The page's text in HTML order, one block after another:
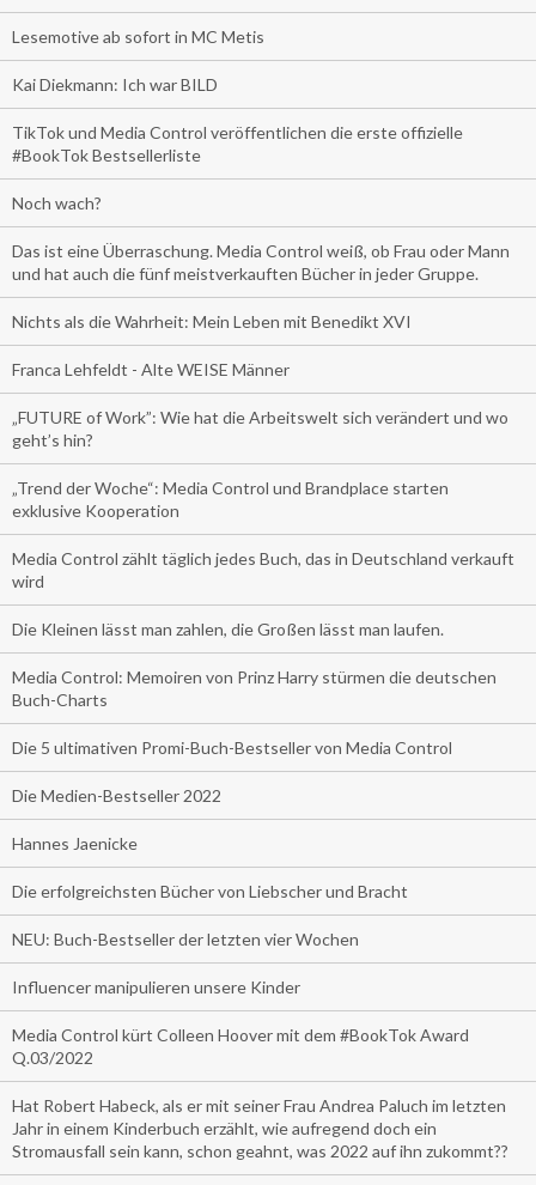
Lesemotive ab sofort in MC Metis
Kai Diekmann: Ich war BILD
TikTok und Media Control veröffentlichen die erste offizielle
#BookTok Bestsellerliste
Noch wach?
Das ist eine Überraschung. Media Control weiß, ob Frau oder Mann
und hat auch die fünf meistverkauften Bücher in jeder Gruppe.
Nichts als die Wahrheit: Mein Leben mit Benedikt XVI
Franca Lehfeldt - Alte WEISE Männer
„FUTURE of Work”: Wie hat die Arbeitswelt sich verändert und wo
geht’s hin?
„Trend der Woche“: Media Control und Brandplace starten
exklusive Kooperation
Media Control zählt täglich jedes Buch, das in Deutschland verkauft
wird
Die Kleinen lässt man zahlen, die Großen lässt man laufen.
Media Control: Memoiren von Prinz Harry stürmen die deutschen
Buch-Charts
Die 5 ultimativen Promi-Buch-Bestseller von Media Control
Die Medien-Bestseller 2022
Hannes Jaenicke
Die erfolgreichsten Bücher von Liebscher und Bracht
NEU: Buch-Bestseller der letzten vier Wochen
Influencer manipulieren unsere Kinder
Media Control kürt Colleen Hoover mit dem #BookTok Award
Q.03/2022
Hat Robert Habeck, als er mit seiner Frau Andrea Paluch im letzten
Jahr in einem Kinderbuch erzählt, wie aufregend doch ein
Stromausfall sein kann, schon geahnt, was 2022 auf ihn zukommt??